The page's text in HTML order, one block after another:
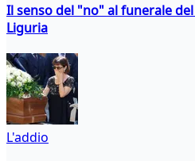
Il senso del "no" al funerale
Liguria
L'addio